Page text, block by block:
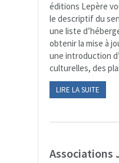
éditions Lepère
le descriptif du
une liste
obtenir la mise à
une introduction
culturelles, des
LIRE LA SUITE
Associations